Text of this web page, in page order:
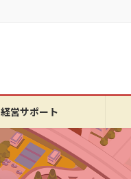
経営サポート